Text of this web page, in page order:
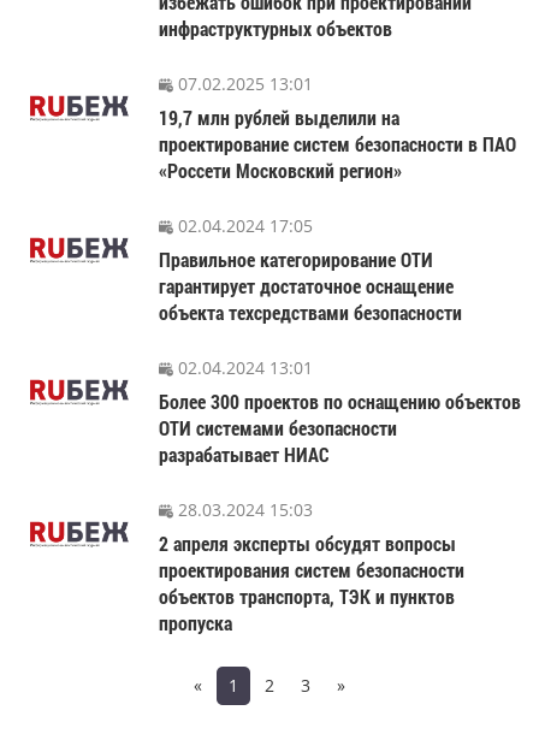
инфраструктурных объектов
07.02.2025 13:01
19,7 млн рублей выделили на
проектирование систем безопасности в ПАО
«Россети Московский регион»
02.04.2024 17:05
Правильное категорирование ОТИ
гарантирует достаточное оснащение
объекта техсредствами безопасности
02.04.2024 13:01
Более 300 проектов по оснащению объектов
ОТИ системами безопасности
разрабатывает НИАС
28.03.2024 15:03
2 апреля эксперты обсудят вопросы
проектирования систем безопасности
объектов транспорта, ТЭК и пунктов
пропуска
« 1 2 3 »